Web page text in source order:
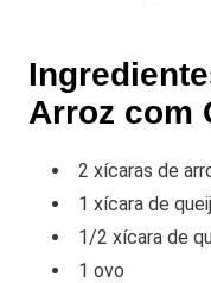
Arroz com
2 xícaras de
1 xícara de
1/2 xícara de
1 ovo